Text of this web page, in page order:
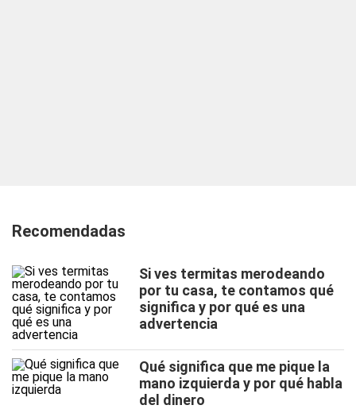
Recomendadas
Si ves termitas merodeando
por tu casa, te contamos qué
significa y por qué es una
advertencia
Qué significa que me pique la
mano izquierda y por qué habla
del dinero